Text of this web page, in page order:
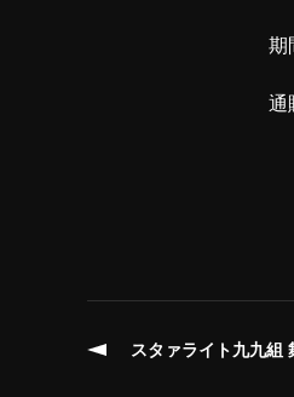
期
通
スタァライト九九組